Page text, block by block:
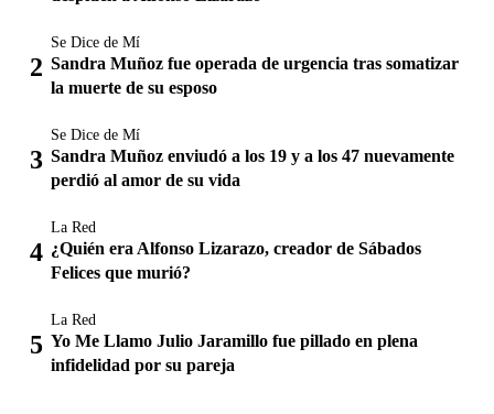
Se Dice de Mí
Sandra Muñoz fue operada de urgencia tras somatizar
la muerte de su esposo
Se Dice de Mí
Sandra Muñoz enviudó a los 19 y a los 47 nuevamente
perdió al amor de su vida
La Red
¿Quién era Alfonso Lizarazo, creador de Sábados
Felices que murió?
La Red
Yo Me Llamo Julio Jaramillo fue pillado en plena
infidelidad por su pareja